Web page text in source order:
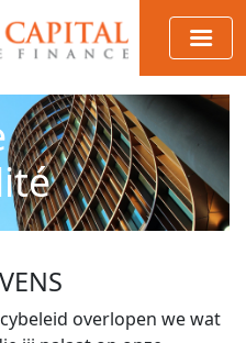
overlopen we wat